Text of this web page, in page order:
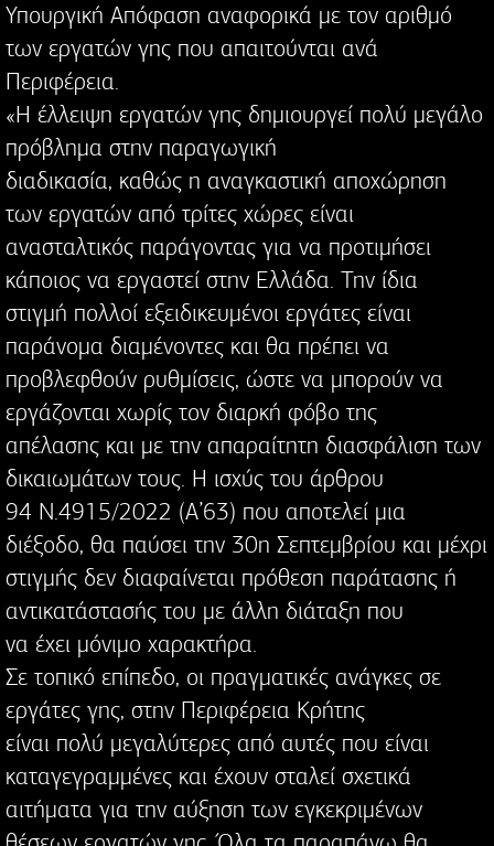
Υπουργική Απόφαση αναφορικά με τον αριθμό
των εργατών γης που απαιτούνται ανά
Περιφέρεια.
«Η έλλειψη εργατών γης δημιουργεί πολύ μεγάλο
πρόβλημα στην παραγωγική
διαδικασία, καθώς η αναγκαστική αποχώρηση
των εργατών από τρίτες χώρες είναι
ανασταλτικός παράγοντας για να προτιμήσει
κάποιος να εργαστεί στην Ελλάδα. Την ίδια
στιγμή πολλοί εξειδικευμένοι εργάτες είναι
παράνομα διαμένοντες και θα πρέπει να
προβλεφθούν ρυθμίσεις, ώστε να μπορούν να
εργάζονται χωρίς τον διαρκή φόβο της
απέλασης και με την απαραίτητη διασφάλιση των
δικαιωμάτων τους. Η ισχύς του άρθρου
94 Ν.4915/2022 (Α’63) που αποτελεί μια
διέξοδο, θα παύσει την 30η Σεπτεμβρίου και μέχρι
στιγμής δεν διαφαίνεται πρόθεση παράτασης ή
αντικατάστασής του με άλλη διάταξη που
να έχει μόνιμο χαρακτήρα.
Σε τοπικό επίπεδο, οι πραγματικές ανάγκες σε
εργάτες γης, στην Περιφέρεια Κρήτης
είναι πολύ μεγαλύτερες από αυτές που είναι
καταγεγραμμένες και έχουν σταλεί σχετικά
αιτήματα για την αύξηση των εγκεκριμένων